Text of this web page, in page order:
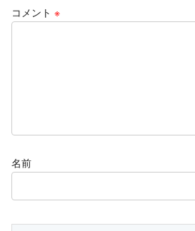
コメント ※
名前